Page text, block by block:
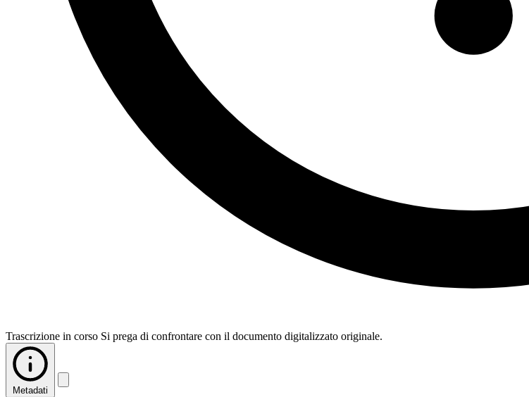
Trascrizione in corso Si prega di confrontare con il documento digitalizzato originale.
Metadati